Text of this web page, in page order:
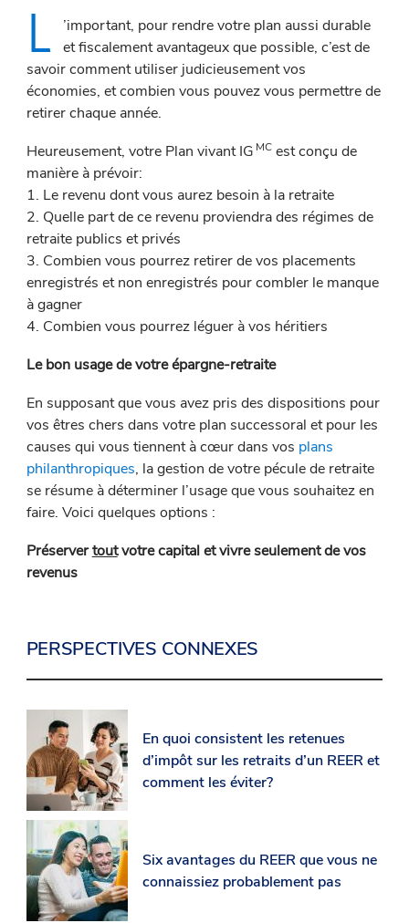
L
’important, pour rendre votre plan aussi durable
et fiscalement avantageux que possible, c’est de
savoir comment utiliser judicieusement vos
économies, et combien vous pouvez vous permettre de
retirer chaque année.
Heureusement, votre Plan vivant IG MCest conçu de
manière à prévoir:
1. Le revenu dont vous aurez besoin à la retraite
2. Quelle part de ce revenu proviendra des régimes de
retraite publics et privés
3. Combien vous pourrez retirer de vos placements
enregistrés et non enregistrés pour combler le manque
à gagner
4. Combien vous pourrez léguer à vos héritiers
Le bon usage de votre épargne-retraite
En supposant que vous avez pris des dispositions pour
vos êtres chers dans votre plan successoral et pour les
causes qui vous tiennent à cœur dans vos plans
philanthropiques, la gestion de votre pécule de retraite
se résume à déterminer l’usage que vous souhaitez en
faire. Voici quelques options :
Préservertoutvotre capital et vivre seulement de vos
revenus
PERSPECTIVES CONNEXES
En quoi consistent les retenues
d’impôt sur les retraits d’un REER et
comment les éviter?
Six avantages du REER que vous ne
connaissiez probablement pas